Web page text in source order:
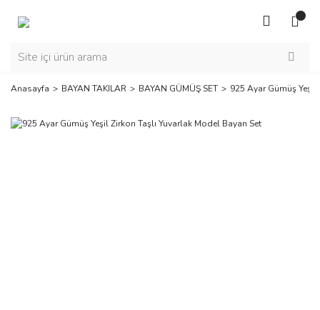
Anasayfa BAYAN TAKILAR BAYAN GÜMÜŞ SET 925 Ayar Gümüş Yeşil